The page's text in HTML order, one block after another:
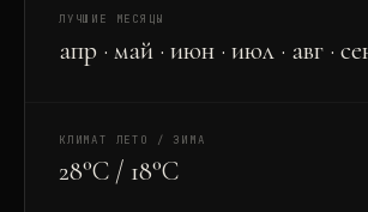
ЛУЧШИЕ МЕСЯЦЫ
апр · май · июн · июл · авг ·
КЛИМАТ ЛЕТО / ЗИМА
28°C / 18°C